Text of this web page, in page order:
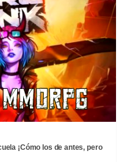
¡Cómo los de antes, pero